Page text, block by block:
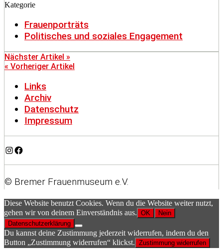
Kategorie
Frauenporträts
Politisches und soziales Engagement
Nächster Artikel »
« Vorheriger Artikel
Links
Archiv
Datenschutz
Impressum
Instagram
Facebook
© Bremer Frauenmuseum e.V.
Diese Website benutzt Cookies. Wenn du die Website weiter nutzt,
gehen wir von deinem Einverständnis aus. OK
Nein
Datenschutzerklärung
Du kannst deine Zustimmung jederzeit widerrufen, indem du den
Button „Zustimmung widerrufen“ klickst. Zustimmung widerrufen